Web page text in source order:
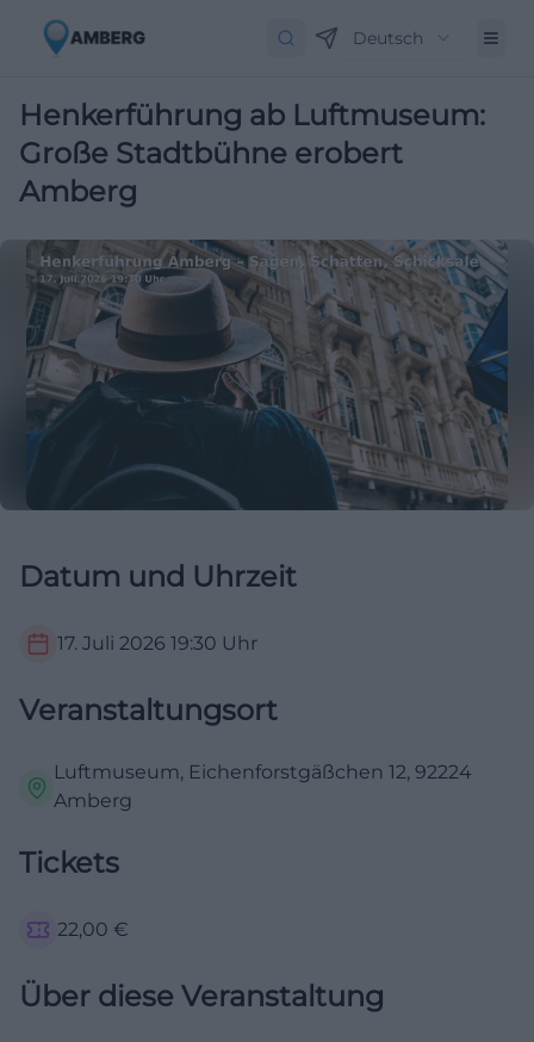
Deutsch
Henkerführung ab Luftmuseum:
Große Stadtbühne erobert
Amberg
Datum und Uhrzeit
17. Juli 2026 19:30 Uhr
Veranstaltungsort
Luftmuseum, Eichenforstgäßchen 12, 92224
Amberg
Tickets
22,00 €
Über diese Veranstaltung